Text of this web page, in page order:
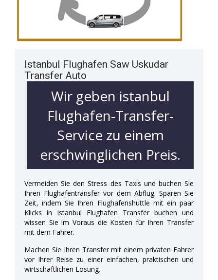
Istanbul Flughafen Saw Uskudar
Transfer Auto
Wir geben istanbul
Flughafen-Transfer-
Service zu einem
erschwinglichen Preis.
Vermeiden Sie den Stress des Taxis und buchen Sie
Ihren Flughafentransfer vor dem Abflug. Sparen Sie
Zeit, indem Sie Ihren Flughafenshuttle mit ein paar
Klicks in Istanbul Flughafen Transfer buchen und
wissen Sie im Voraus die Kosten für Ihren Transfer
mit dem Fahrer.
Machen Sie Ihren Transfer mit einem privaten Fahrer
vor Ihrer Reise zu einer einfachen, praktischen und
wirtschaftlichen Lösung.